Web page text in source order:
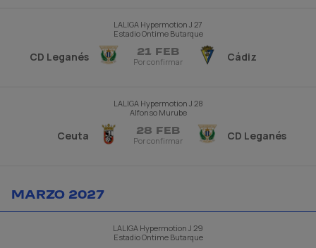
LALIGA Hypermotion J 27
Estadio Ontime Butarque
CD Leganés 21 FEB
Por confirmar Cádiz
LALIGA Hypermotion J 28
Alfonso Murube
Ceuta 28 FEB
Por confirmar CD Leganés
MARZO 2027
LALIGA Hypermotion J 29
Estadio Ontime Butarque